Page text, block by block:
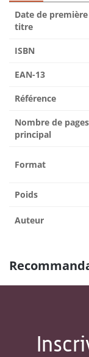
Date de
titre
ISBN
EAN-13
Référence
Nombre de
principal
Format
Poids
Auteur